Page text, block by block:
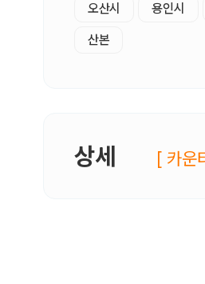
오산시 용인시
산본
상세 [ 카운